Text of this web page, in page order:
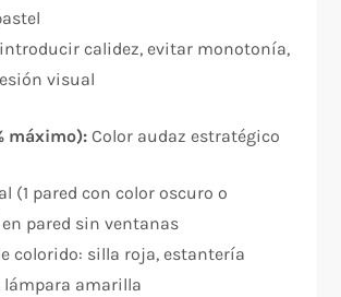
calidez, evitar monotonía,
visual
máximo): Color audaz estratégico
(1 pared con color oscuro o
pared sin ventanas
colorido: silla roja, estantería
lámpara amarilla